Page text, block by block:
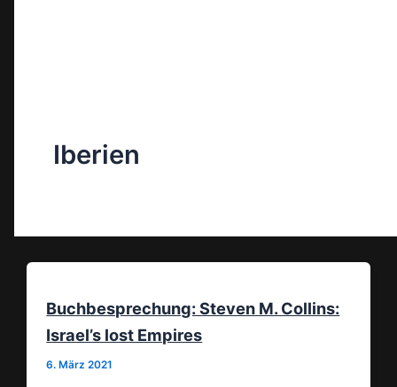
Iberien
Buchbesprechung: Steven M. Collins:
Israel’s lost Empires
6. März 2021